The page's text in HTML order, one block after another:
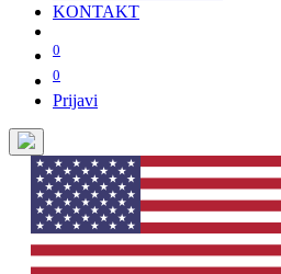
KONTAKT
0
0
Prijavi